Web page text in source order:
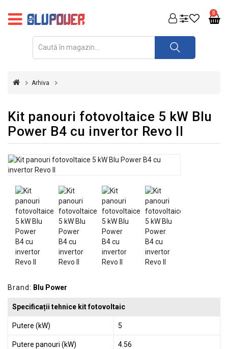
0
FOTOVOLTAICE
REDRESOARE
INVERTOARE
&
STABILIZATOARE
TENSIUNE
CASA
GRADINA
SCULE
ELECTRICE
ECHIPAMENTE
DE
PROTECȚIE
Arhiva
Kit panouri fotovoltaice 5 kW Blu
Power B4 cu invertor Revo II
Brand: Blu Power
Specificații tehnice kit fotovoltaic
Putere (kW) 5
Putere panouri (kW) 4.56